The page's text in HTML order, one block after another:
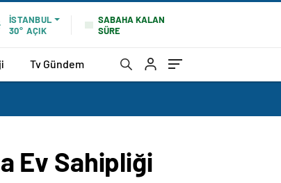
İSTANBUL
30° AÇIK
SABAHA KALAN
SÜRE
Tv Gündem
Ev Sahipliği